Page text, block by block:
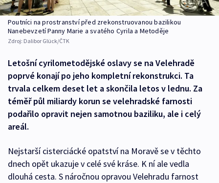
Poutníci na prostranství před zrekonstruovanou bazilikou
Nanebevzetí Panny Marie a svatého Cyrila a Metoděje
Zdroj: Dalibor Glück/ČTK
Letošní cyrilometodějské oslavy se na Velehradě
poprvé konají po jeho kompletní rekonstrukci. Ta
trvala celkem deset let a skončila letos v lednu. Za
téměř půl miliardy korun se velehradské farnosti
podařilo opravit nejen samotnou baziliku, ale i celý
areál.
Nejstarší cisterciácké opatství na Moravě se v těchto
dnech opět ukazuje v celé své kráse. K ní ale vedla
dlouhá cesta. S náročnou opravou Velehradu farnost